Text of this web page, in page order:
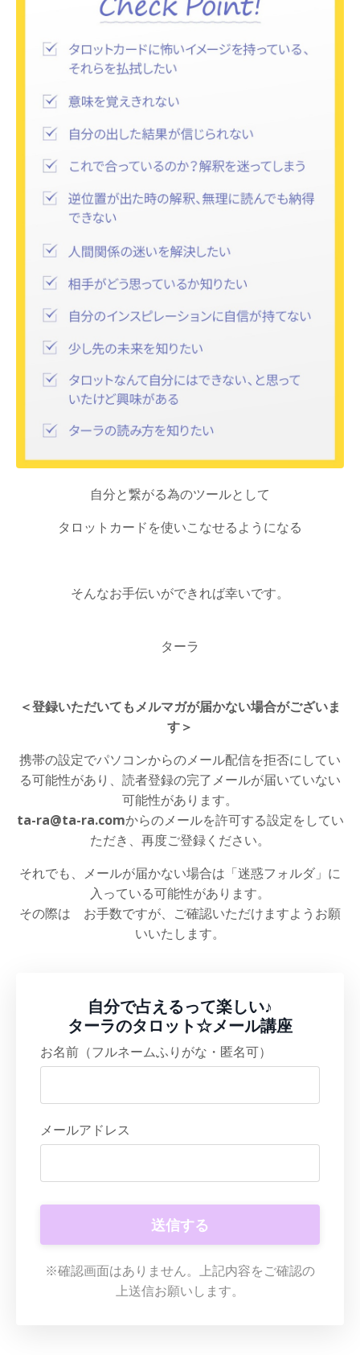
自分と繋がる為のツールとして
タロットカードを使いこなせるようになる
そんなお手伝いができれば幸いです。
ターラ
＜登録いただいてもメルマガが届かない場合がございま
す＞
携帯の設定でパソコンからのメール配信を拒否にしてい
る可能性があり、読者登録の完了メールが届いていない
可能性があります。
ta-ra@ta-ra.comからのメールを許可する設定をしてい
ただき、再度ご登録ください。
それでも、メールが届かない場合は「迷惑フォルダ」に
入っている可能性があります。
その際は お手数ですが、ご確認いただけますようお願
いいたします。
自分で占えるって楽しい♪
ターラのタロット☆メール講座
お名前（フルネームふりがな・匿名可）
メールアドレス
送信する
※確認画面はありません。上記内容をご確認の
上送信お願いします。